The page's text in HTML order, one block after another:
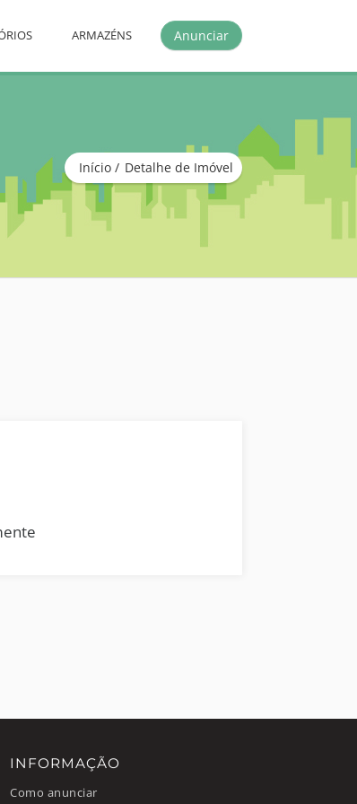
Anunciar
ARMAZÉNS
Início Detalhe de Imóvel
INFORMAÇÃO
Como anunciar